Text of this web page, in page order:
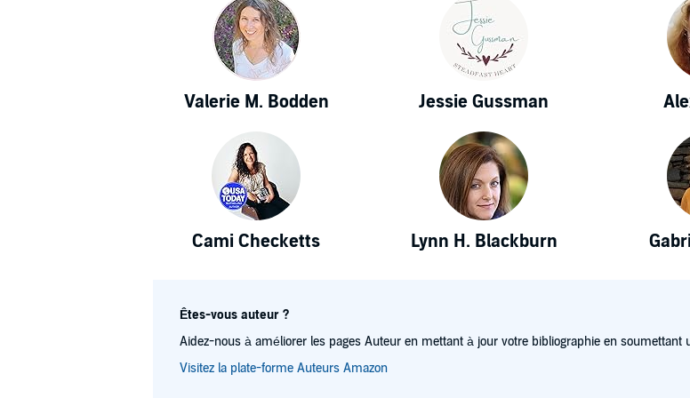
Valerie M. Bodden Jessie Gussman
Cami Checketts Lynn H. Blackburn
Êtes-vous auteur ?
Aidez-nous à améliorer les pages Auteur en mettant à jour votre bibliographie en soumettant
Visitez la plate-forme Auteurs Amazon